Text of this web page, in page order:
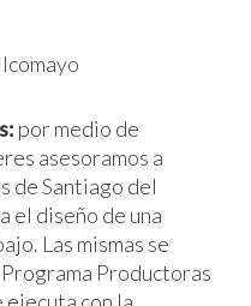
por medio de
asesoramos a
de Santiago del
el diseño de una
Las mismas se
Productoras